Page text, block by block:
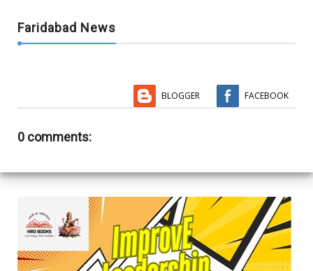
Faridabad News
BLOGGER FACEBOOK
0 comments: